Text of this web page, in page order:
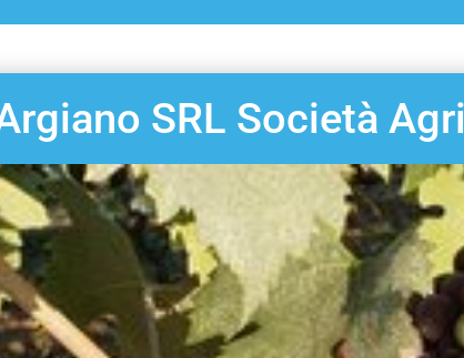
SRL Società